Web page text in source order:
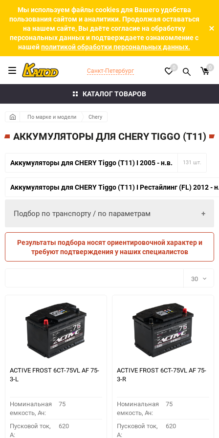
Мы используем файлы cookies для Вашего удобства
пользования сайтом и аналитики. Продолжая оставаться
на нашем сайте, Вы даёте согласие на обработку
персональных данных и подтверждаете ознакомление с
нашейполитикой обработки персональных данных.
КАТАЛОГ ТОВАРОВ
Санкт-Петербург 0 0
По марке и модели Chery
АККУМУЛЯТОРЫ ДЛЯ CHERY TIGGO (T11)
Аккумуляторы для CHERY Tiggo (T11) I 2005 - н.в. 131 шт.
Аккумуляторы для CHERY Tiggo (T11) I Рестайлинг (FL) 2012 -
Подбор по транспорту / по параметрам
ПО ТРАНСПОРТУ ПО ПАРАМЕТРАМ
Результаты подбора носят ориентировочной характер и
требуют подтверждения у наших специалистов
30
30
60
90
ACTIVE FROST 6СТ-75VL АF 75-
3-L
Номинальная
емкость, Ач:
75
Пусковой ток,
A:
620
ACTIVE FROST 6СТ-75VL АF 75-
3-R
Номинальная
емкость, Ач:
75
Пусковой ток,
A:
620